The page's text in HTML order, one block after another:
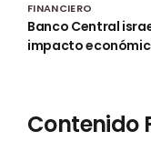
FINANCIERO
Banco Central
impacto
Contenido